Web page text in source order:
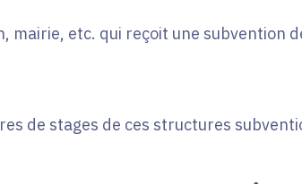
mairie, etc. qui reçoit une subvention
de stages de ces structures